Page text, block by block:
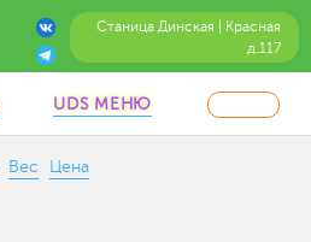
Станица Динская | Красная
д.117
UDS МЕНЮ
Вес Цена